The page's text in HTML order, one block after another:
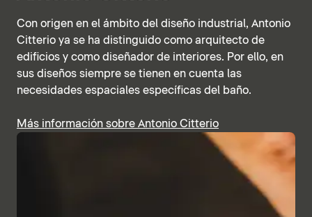
Con origen en el ámbito del diseño industrial, Antonio
Citterio ya se ha distinguido como arquitecto de
edificios y como diseñador de interiores. Por ello, en
sus diseños siempre se tienen en cuenta las
necesidades espaciales específicas del baño.
Más información sobre Antonio Citterio